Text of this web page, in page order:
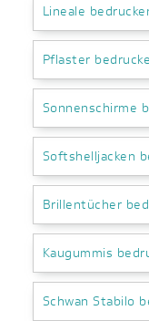
Lineale
Pflaster
Sonnenschirme
Softshelljacken
Brillentücher
Kaugummis
Schwan Stabilo